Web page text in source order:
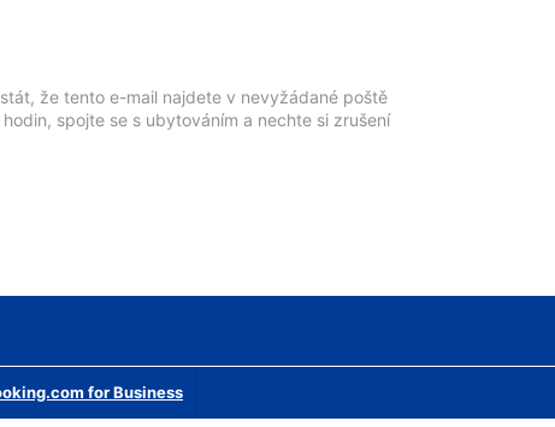
že tento e-mail najdete v nevyžádané poště
spojte se s ubytováním a nechte si zrušení
for Business